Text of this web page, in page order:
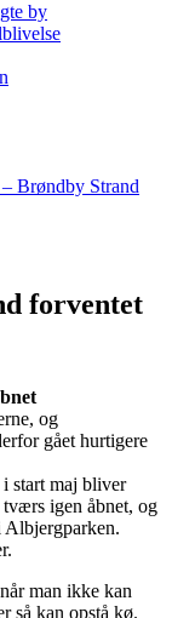
by
Brøndby Strand
forventet
og
gået hurtigere
i start maj bliver
igen åbnet, og
man ikke kan
så kan opstå kø.